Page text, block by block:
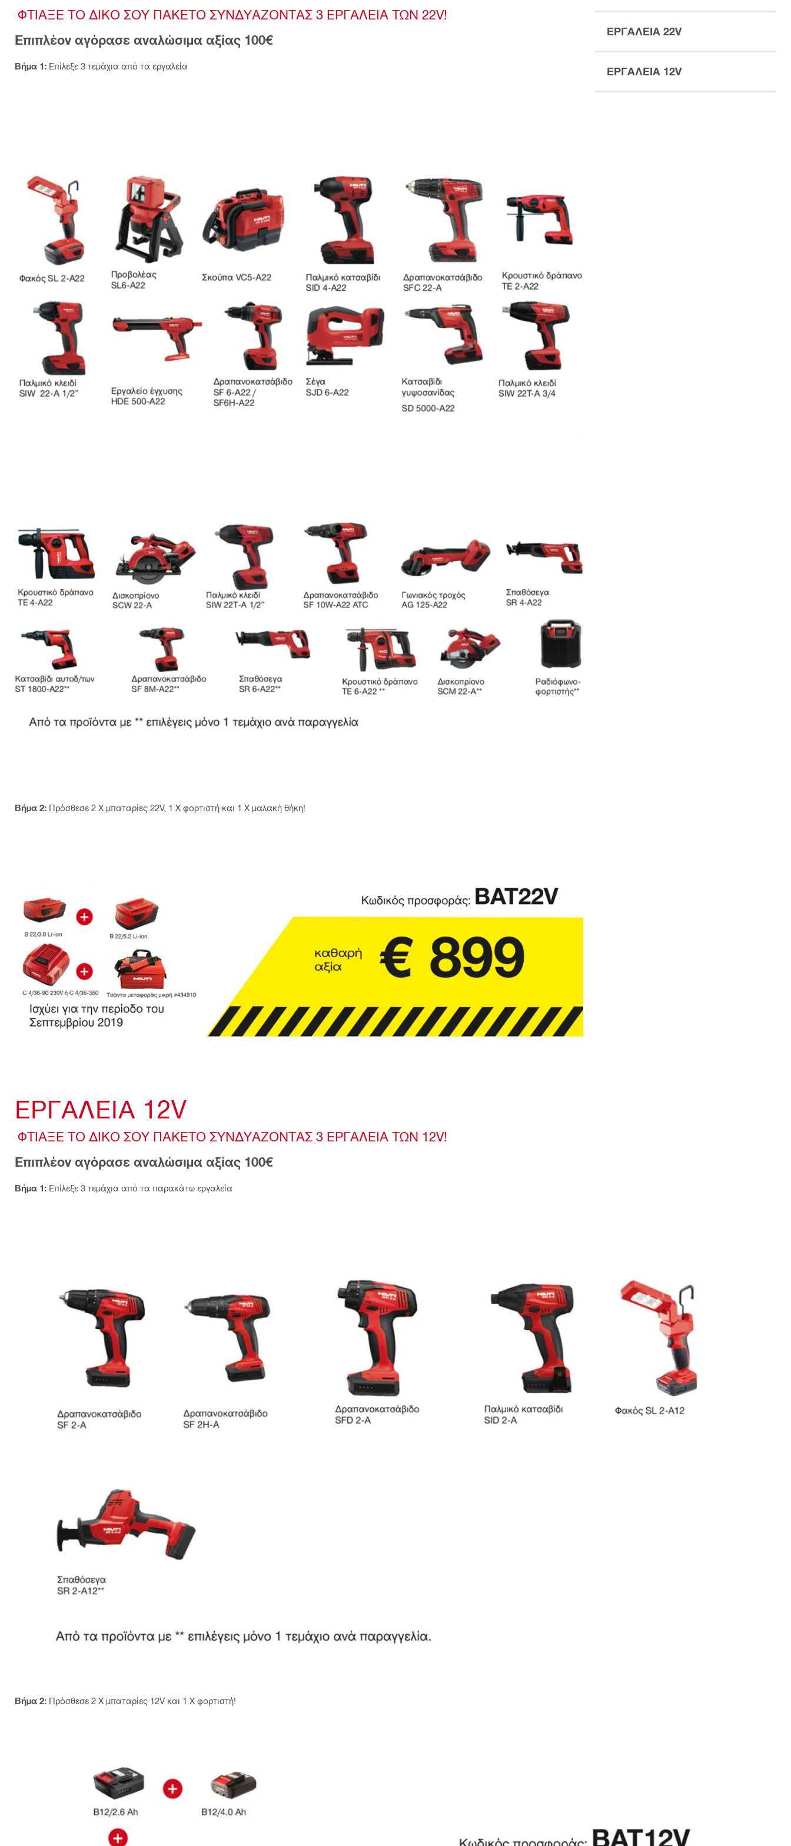
ΦΤΙΑΞΕ ΤΟ ΔΙΚΟ ΣΟΥ ΠΑΚΕΤΟ ΣΥΝΔΥΑΖΟΝΤΑΣ 3 ΕΡΓΑΛΕΙΑ ΤΩΝ 22V!
Επιπλέον αγόρασε αναλώσιμα αξίας 100€
Βήμα 1: Επίλεξε 3 τεμάχια από τα εργαλεία
Βήμα 2: Πρόσθεσε 2 X μπαταρίες 22V, 1 X φορτιστή και 1 X μαλακή θήκη!
ΕΡΓΑΛΕΙΑ 22V
ΕΡΓΑΛΕΙΑ 12V
ΕΡΓΑΛΕΙΑ 12V
ΦΤΙΑΞΕ ΤΟ ΔΙΚΟ ΣΟΥ ΠΑΚΕΤΟ ΣΥΝΔΥΑΖΟΝΤΑΣ 3 ΕΡΓΑΛΕΙΑ ΤΩΝ 12V!
Επιπλέον αγόρασε αναλώσιμα αξίας 100€
Βήμα 1: Επίλεξε 3 τεμάχια από τα παρακάτω εργαλεία
Βήμα 2: Πρόσθεσε 2 X μπαταρίες 12V και 1 X φορτιστή!